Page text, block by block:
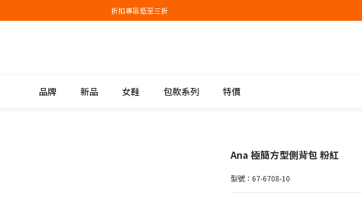
會員結帳新品滿3000現抵300，滿6000現抵1000
折扣專區低至三折
品牌 新品 女鞋 包款系列 特價
Ana 極簡方型側背包 粉紅
型號：67-6708-10